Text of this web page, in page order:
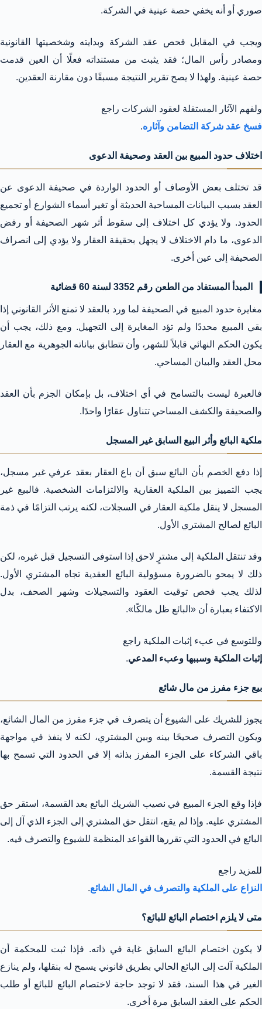
صوري أو أنه يخفي حصة عينية في الشركة.
ويجب في المقابل فحص عقد الشركة وبدايته وشخصيتها القانونية
ومصادر رأس المال؛ فقد يثبت من مستنداته فعلًا أن العين قدمت
حصة عينية. ولهذا لا يصح تقرير النتيجة مسبقًا دون مقارنة العقدين.
ولفهم الآثار المستقلة لعقود الشركات راجع
فسخ عقد شركة التضامن وآثاره.
اختلاف حدود المبيع بين العقد وصحيفة الدعوى
قد تختلف بعض الأوصاف أو الحدود الواردة في صحيفة الدعوى عن
العقد بسبب البيانات المساحية الحديثة أو تغير أسماء الشوارع أو تجميع
الحدود. ولا يؤدي كل اختلاف إلى سقوط أثر شهر الصحيفة أو رفض
الدعوى، ما دام الاختلاف لا يجهل بحقيقة العقار ولا يؤدي إلى انصراف
الصحيفة إلى عين أخرى.
المبدأ المستفاد من الطعن رقم 3352 لسنة 60 قضائية
مغايرة حدود المبيع في الصحيفة لما ورد بالعقد لا تمنع الأثر القانوني إذا
بقي المبيع محددًا ولم تؤد المغايرة إلى التجهيل. ومع ذلك، يجب أن
يكون الحكم النهائي قابلاً للشهر، وأن تتطابق بياناته الجوهرية مع العقار
محل العقد والبيان المساحي.
فالعبرة ليست بالتسامح في أي اختلاف، بل بإمكان الجزم بأن العقد
والصحيفة والكشف المساحي تتناول عقارًا واحدًا.
ملكية البائع وأثر البيع السابق غير المسجل
إذا دفع الخصم بأن البائع سبق أن باع العقار بعقد عرفي غير مسجل،
يجب التمييز بين الملكية العقارية والالتزامات الشخصية. فالبيع غير
المسجل لا ينقل ملكية العقار في السجلات، لكنه يرتب التزامًا في ذمة
البائع لصالح المشتري الأول.
وقد تنتقل الملكية إلى مشترٍ لاحق إذا استوفى التسجيل قبل غيره، لكن
ذلك لا يمحو بالضرورة مسؤولية البائع العقدية تجاه المشتري الأول.
لذلك يجب فحص توقيت العقود والتسجيلات وشهر الصحف، بدل
الاكتفاء بعبارة أن «البائع ظل مالكًا».
وللتوسع في عبء إثبات الملكية راجع
إثبات الملكية وسببها وعبء المدعي.
بيع جزء مفرز من مال شائع
يجوز للشريك على الشيوع أن يتصرف في جزء مفرز من المال الشائع،
ويكون التصرف صحيحًا بينه وبين المشتري، لكنه لا ينفذ في مواجهة
باقي الشركاء على الجزء المفرز بذاته إلا في الحدود التي تسمح بها
نتيجة القسمة.
فإذا وقع الجزء المبيع في نصيب الشريك البائع بعد القسمة، استقر حق
المشتري عليه. وإذا لم يقع، انتقل حق المشتري إلى الجزء الذي آل إلى
البائع في الحدود التي تقررها القواعد المنظمة للشيوع والتصرف فيه.
للمزيد راجع
النزاع على الملكية والتصرف في المال الشائع.
متى لا يلزم اختصام البائع للبائع؟
لا يكون اختصام البائع السابق غاية في ذاته. فإذا ثبت للمحكمة أن
الملكية آلت إلى البائع الحالي بطريق قانوني يسمح له بنقلها، ولم ينازع
الغير في هذا السند، فقد لا توجد حاجة لاختصام البائع للبائع أو طلب
الحكم على العقد السابق مرة أخرى.